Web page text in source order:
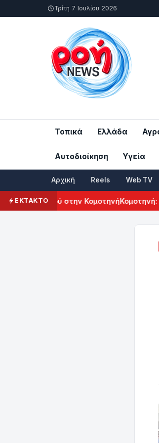
Τρίτη 7 Ιουλίου 2026
Τοπικά Ελλάδα
Αυτοδιοίκηση Υγεία
Αρχική Reels Web TV
ΕΚΤΑΚΤΟστην ΚομοτηνήΚομοτηνή: Το